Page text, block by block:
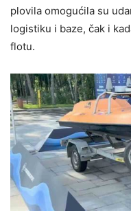
plovila omogućila su
logistiku i baze, čak i
flotu.